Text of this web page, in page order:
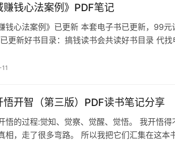
是高手的…
赚钱心法案例》PDF笔记
钱心法案例》已更新 本套电子书已更新，99元
更新好书目录：搞钱读书会共读好书目录 代找
域赚钱心法案例》这本书给我的启发是很多小
悟开智（第三版）PDF读书笔记分享
悟的过程:觉知、觉察、觉醒、觉悟。 我开悟‬‎
相，走了很‬‎多弯路。 所以我把它们汇集在这本